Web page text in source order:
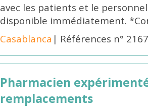
avec les patients et le
disponible immédiatement.
Casablanca | Références n°
Pharmacien
remplacements